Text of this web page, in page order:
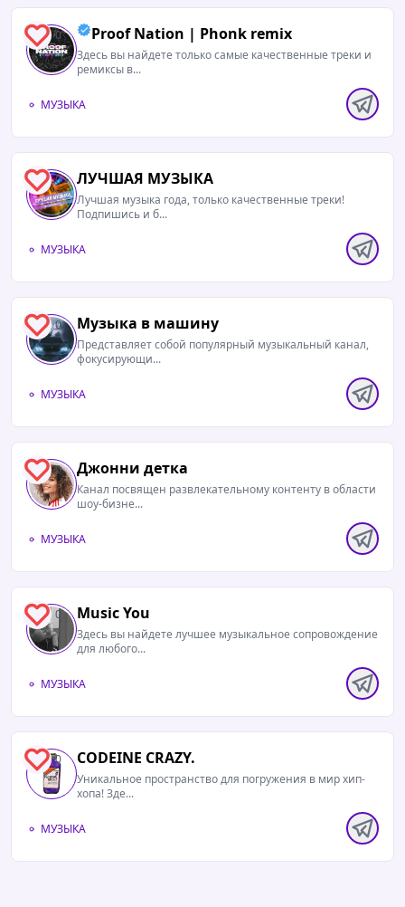
0 Proof Nation | Phonk remix
Здесь вы найдете только самые качественные треки и
ремиксы в...
МУЗЫКА
0 ЛУЧШАЯ МУЗЫКА
Лучшая музыка года, только качественные треки!
Подпишись и б...
МУЗЫКА
0 Музыка в машину
Представляет собой популярный музыкальный канал,
фокусирующи...
МУЗЫКА
0 Джонни детка
Канал посвящен развлекательному контенту в области
шоу-бизне...
МУЗЫКА
0 Music You
Здесь вы найдете лучшее музыкальное сопровождение
для любого...
МУЗЫКА
0 CODEINE CRAZY.
Уникальное пространство для погружения в мир хип-
хопа! Зде...
МУЗЫКА